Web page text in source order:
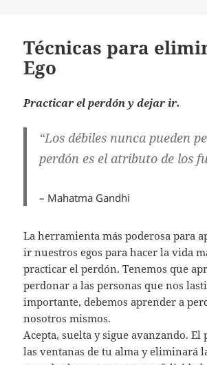
Técnicas para
Ego
Practicar el perdón y dejar ir.
“Los débiles nunca pueden
perdón es el atributo de los
– Mahatma Gandhi
La herramienta más poderosa para
ir nuestros egos para hacer la vida
practicar el perdón. Tenemos que
perdonar a las personas que nos
importante, debemos aprender a
nosotros mismos.
Acepta, suelta y sigue avanzando.
las ventanas de tu alma y eliminará